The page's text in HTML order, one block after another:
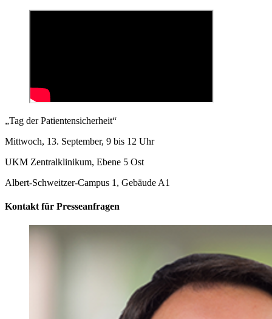
„Tag der Patientensicherheit“
Mittwoch, 13. September, 9 bis 12 Uhr
UKM Zentralklinikum, Ebene 5 Ost
Albert-Schweitzer-Campus 1, Gebäude A1
Kontakt für Presseanfragen